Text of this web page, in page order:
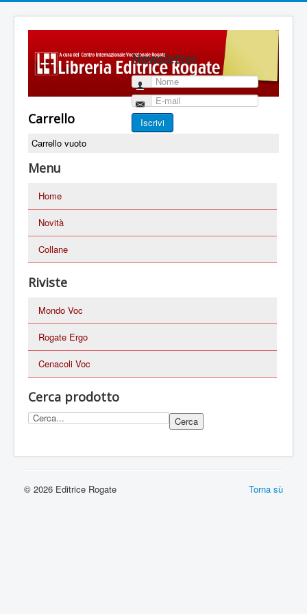
Newsletter
Nome
E-mail
Iscrivi
Carrello
Carrello vuoto
Menu
Home
Novità
Collane
Riviste
Mondo Voc
Rogate Ergo
Cenacoli Voc
Cerca prodotto
Torna sù
© 2026 Editrice Rogate